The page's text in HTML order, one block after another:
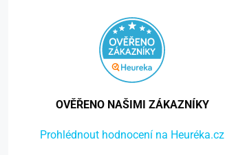
OVĚŘENO NAŠIMI ZÁKAZNÍKY
Prohlédnout hodnocení na Heuréka.cz